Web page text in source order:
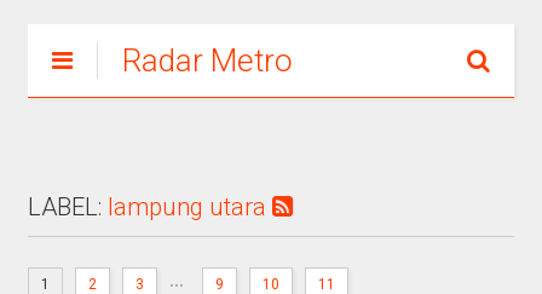
Radar Metro
LABEL: lampung utara
1 2 3 ... 9 10 11